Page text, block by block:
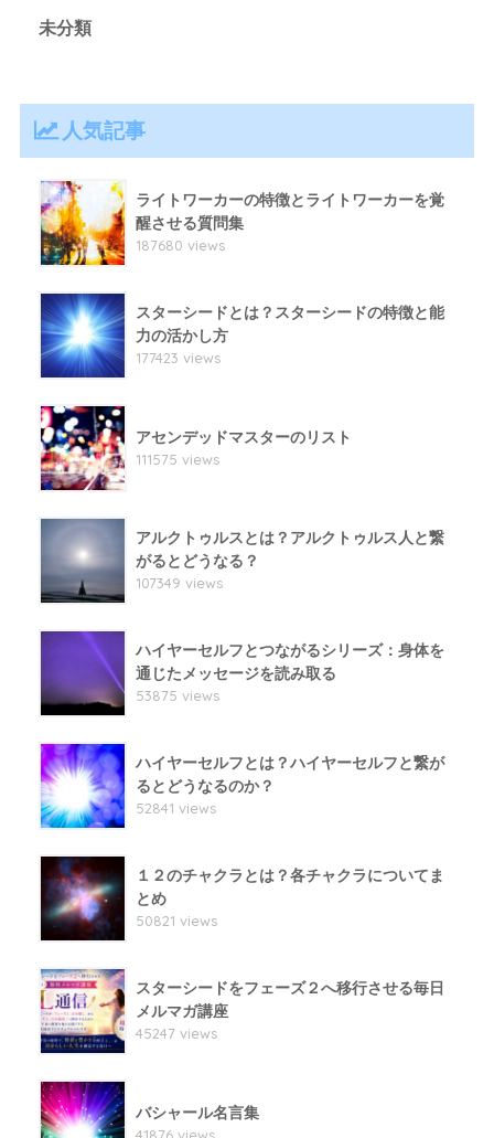
未分類
人気記事
ライトワーカーの特徴とライトワーカーを覚
醒させる質問集
187680 views
スターシードとは？スターシードの特徴と能
力の活かし方
177423 views
アセンデッドマスターのリスト
111575 views
アルクトゥルスとは？アルクトゥルス人と繋
がるとどうなる？
107349 views
ハイヤーセルフとつながるシリーズ：身体を
通じたメッセージを読み取る
53875 views
ハイヤーセルフとは？ハイヤーセルフと繋が
るとどうなるのか？
52841 views
１２のチャクラとは？各チャクラについてま
とめ
50821 views
スターシードをフェーズ２へ移行させる毎日
メルマガ講座
45247 views
バシャール名言集